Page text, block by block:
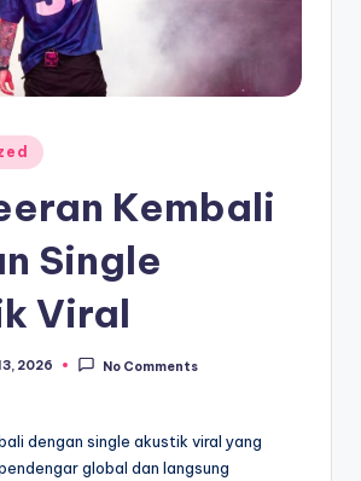
Kembali
Single
Viral
2026 No Comments
dengan single akustik viral yang
global dan langsung